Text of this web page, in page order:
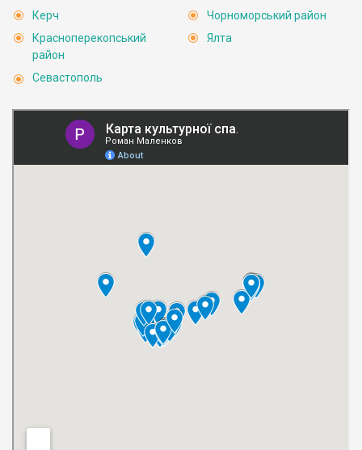
Керч
Красноперекопський
район
Севастополь
Чорноморський район
Ялта